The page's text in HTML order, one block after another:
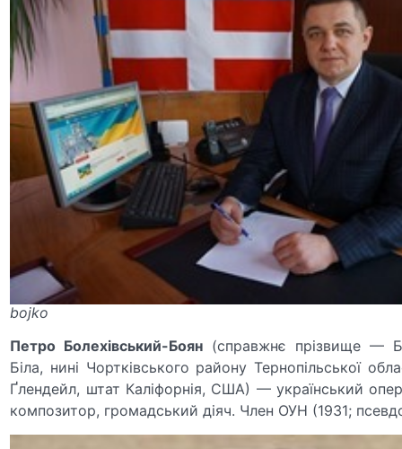
bojko
Петро Болехівський-Боян (справжнє прізвище —
Біла, нині Чортківського району Тернопільської
Ґлендейл, штат Каліфорнія, США) — український
композитор, громадський діяч. Член ОУН (1931;